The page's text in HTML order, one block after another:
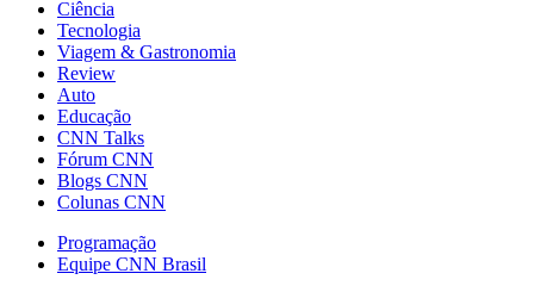
Ciência
Tecnologia
Viagem & Gastronomia
Review
Auto
Educação
CNN Talks
Fórum CNN
Blogs CNN
Colunas CNN
Programação
Equipe CNN Brasil